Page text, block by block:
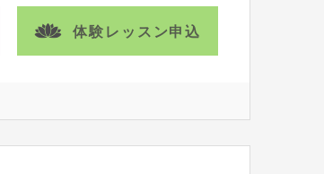
体験レッスン申込